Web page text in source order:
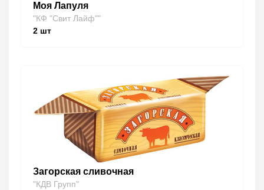
Моя Лапуля
"КФ "Свит Лайф""
2 шт
Загорская сливочная
"КДВ Групп"